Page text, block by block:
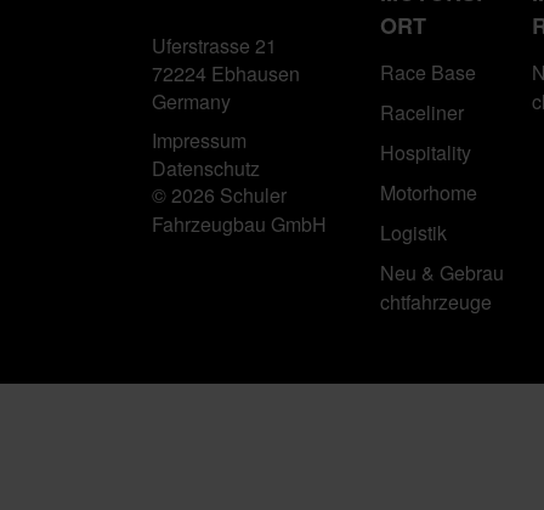
Uferstrasse 21
72224 Ebhausen
Germany
Impressum
Datenschutz
© 2026 Schuler
Fahrzeugbau GmbH
ORT
Race Base
Raceliner
Hospitality
Motorhome
Logistik
Neu & Gebrau
chtfahrzeuge